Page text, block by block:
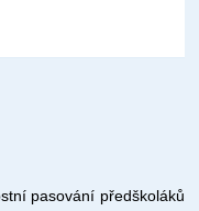
pasování předškoláků